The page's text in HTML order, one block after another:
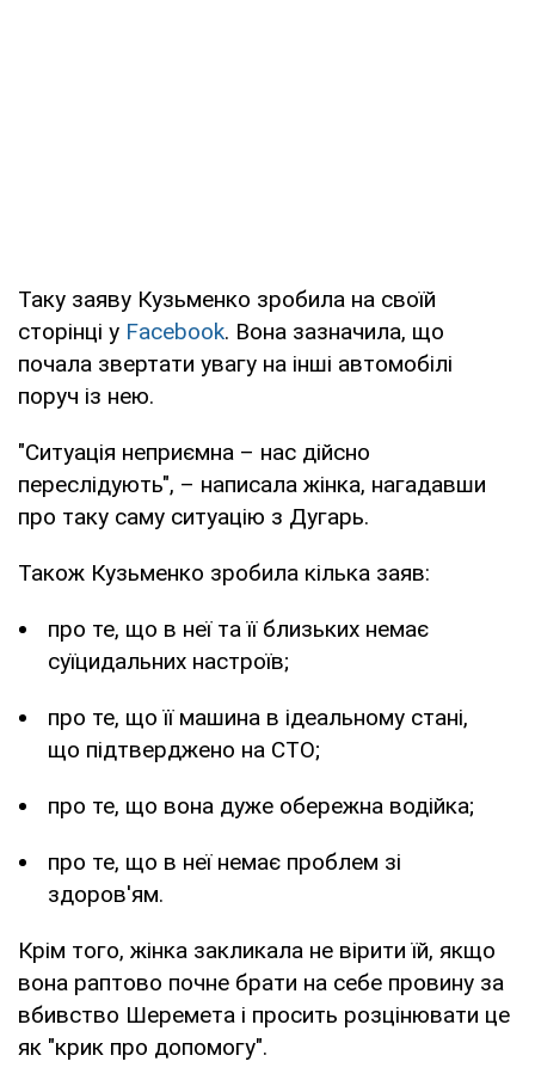
Таку заяву Кузьменко зробила на своїй
сторінці у Facebook. Вона зазначила, що
почала звертати увагу на інші автомобілі
поруч із нею.
"Ситуація неприємна – нас дійсно
переслідують", – написала жінка, нагадавши
про таку саму ситуацію з Дугарь.
Також Кузьменко зробила кілька заяв:
про те, що в неї та її близьких немає
суїцидальних настроїв;
про те, що її машина в ідеальному стані,
що підтверджено на СТО;
про те, що вона дуже обережна водійка;
про те, що в неї немає проблем зі
здоров'ям.
Крім того, жінка закликала не вірити їй, якщо
вона раптово почне брати на себе провину за
вбивство Шеремета і просить розцінювати це
як "крик про допомогу".